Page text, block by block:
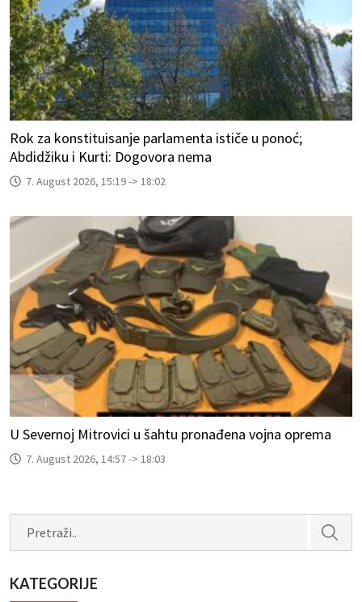
Rok za konstituisanje parlamenta ističe u ponoć;
Abdidžiku i Kurti: Dogovora nema
7. August 2026, 15:19 -> 18:02
U Severnoj Mitrovici u šahtu pronađena vojna oprema
7. August 2026, 14:57 -> 18:03
KATEGORIJE